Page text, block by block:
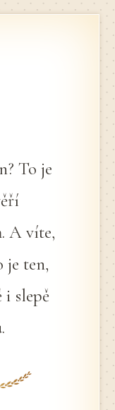
To je
A víte,
je ten,
slepě